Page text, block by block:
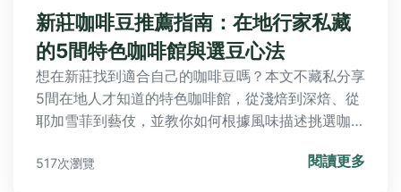
新莊咖啡豆推薦指南：在地行家私藏
的5間特色咖啡館與選豆心法
想在新莊找到適合自己的咖啡豆嗎？本文不藏私分享
5間在地人才知道的特色咖啡館，從淺焙到深焙、從
耶加雪菲到藝伎，並教你如何根據風味描述挑選咖啡
517次瀏覽 閱讀更多